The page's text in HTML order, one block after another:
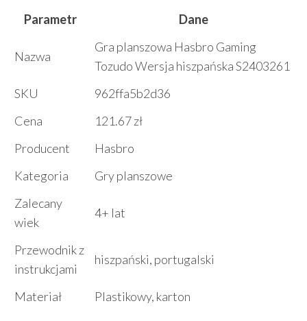
Parametr Dane
Nazwa
Gra planszowa Hasbro Gaming
Tozudo Wersja hiszpańska S2403261
SKU
962ffa5b2d36
Cena
121.67 zł
Producent
Hasbro
Kategoria
Gry planszowe
Zalecany
wiek
4+ lat
Przewodnik z
instrukcjami
hiszpański, portugalski
Materiał Plastikowy, karton